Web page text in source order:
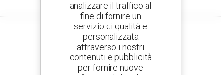
Crea avvisi
e ricevi annunci di materiale d'occasione
analizzare il traffico al
fine di fornire un
servizio di qualità e
personalizzata
attraverso i nostri
contenuti e pubblicità
per fornire nuove